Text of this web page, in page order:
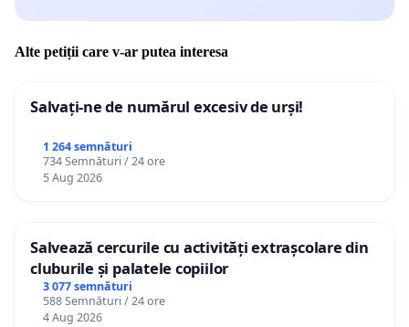
Alte petiții care v-ar putea interesa
Salvați-ne de numărul excesiv de urși!
1 264 semnături
734 Semnături / 24 ore
5 Aug 2026
Salvează cercurile cu activități extrașcolare din
cluburile și palatele copiilor
3 077 semnături
588 Semnături / 24 ore
4 Aug 2026